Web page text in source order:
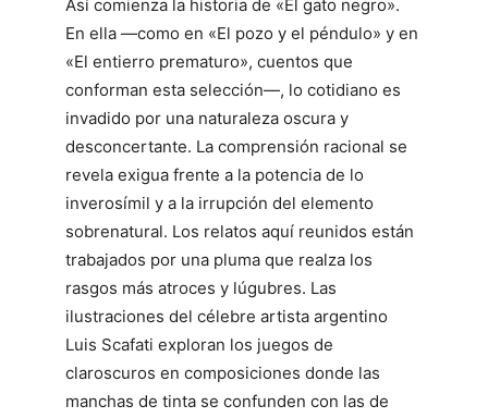
Así comienza la historia de «El gato negro».
En ella ―como en «El pozo y el péndulo» y en
«El entierro prematuro», cuentos que
conforman esta selección―, lo cotidiano es
invadido por una naturaleza oscura y
desconcertante. La comprensión racional se
revela exigua frente a la potencia de lo
inverosímil y a la irrupción del elemento
sobrenatural. Los relatos aquí reunidos están
trabajados por una pluma que realza los
rasgos más atroces y lúgubres. Las
ilustraciones del célebre artista argentino
Luis Scafati exploran los juegos de
claroscuros en composiciones donde las
manchas de tinta se confunden con las de